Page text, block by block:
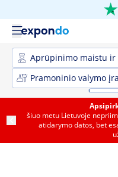
Aprūpinimo maistu ir
Pramoninio valymo
šiuo metu Lietuvoje
atidarymo datos, bet